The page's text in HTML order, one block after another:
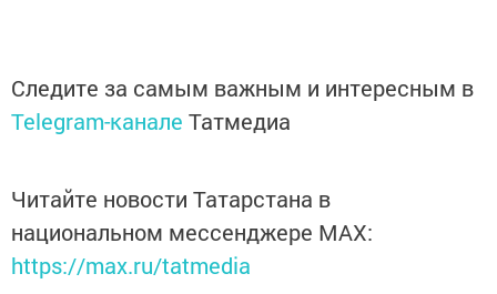
Следите за самым важным и интересным в
Telegram-канале Татмедиа
Читайте новости Татарстана в
национальном мессенджере MАХ:
https://max.ru/tatmedia